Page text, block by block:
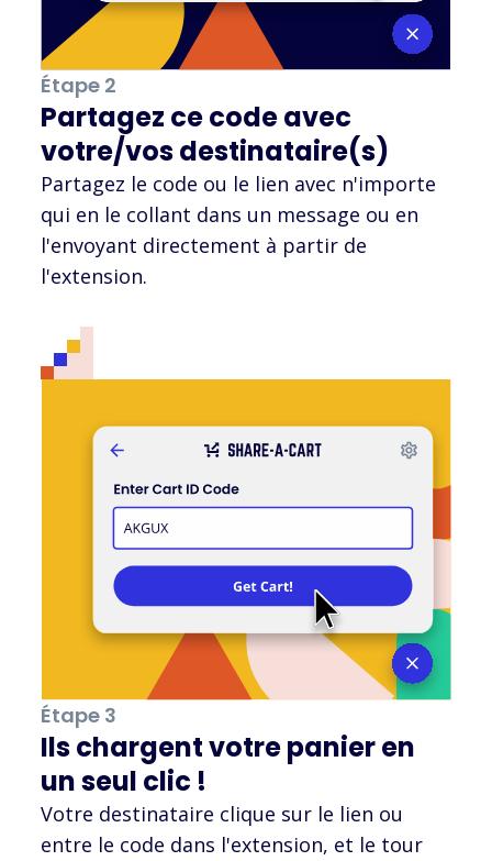
Étape 2
Partagez ce code avec
votre/vos destinataire(s)
Partagez le code ou le lien avec n'importe
qui en le collant dans un message ou en
l'envoyant directement à partir de
l'extension.
Étape 3
Ils chargent votre panier en
un seul clic !
Votre destinataire clique sur le lien ou
entre le code dans l'extension, et le tour